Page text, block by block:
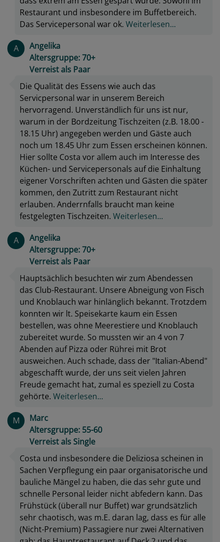
Restaurant und insbesondere im Buffetbereich.
Das Servicepersonal war ok. Weiterlesen...
A
Angelika
Altersgruppe: 70+
Verreist als Paar
Die Qualität des Essens wie auch das
Servicpersonal war in unserem Bereich
hervorragend. Unverständlich für uns ist nur,
warum in der Bordzeitung Tischzeiten (z.B. 18.00 -
18.15 Uhr) angegeben werden und Gäste auch
noch um 18.45 Uhr zum Essen erscheinen können.
Hier sollte Costa vor allem auch im Interesse des
Küchen- und Servicepersonals auf die Einhaltung
eigener Vorschriften achten und Gästen die später
kommen, den Zutritt zum Restaurant nicht
erlauben. Anderrnfalls braucht man keine
festgelegten Tischzeiten. Weiterlesen...
A
Angelika
Altersgruppe: 70+
Verreist als Paar
Hauptsächlich besuchten wir zum Abendessen
das Club-Restaurant. Unsere Abneigung von Fisch
und Knoblauch war hinlänglich bekannt. Trotzdem
konnten wir lt. Speisekarte kaum ein Essen
bestellen, was ohne Meerestiere und Knoblauch
zubereitet wurde. So mussten wir an 4 von 7
Abenden auf Pizza oder Rührei mit Brot
ausweichen. Auch schade, dass der "Italian-Abend"
abgeschafft wurde, der uns seit vielen Jahren
Freude gemacht hat, zumal es speziell zu Costa
gehörte. Weiterlesen...
M
Marc
Altersgruppe: 55-60
Verreist als Single
Costa und insbesondere die Deliziosa scheinen in
Sachen Verpflegung ein paar organisatorische und
bauliche Mängel zu haben, die das sehr gute und
schnelle Personal leider nicht abfedern kann. Das
Frühstück (überall nur Buffet) war grundsätzlich
sehr chaotisch, was m.E. daran lag, dass es für alle
(Nicht-Premium) Passagiere nur zwei Alternativen